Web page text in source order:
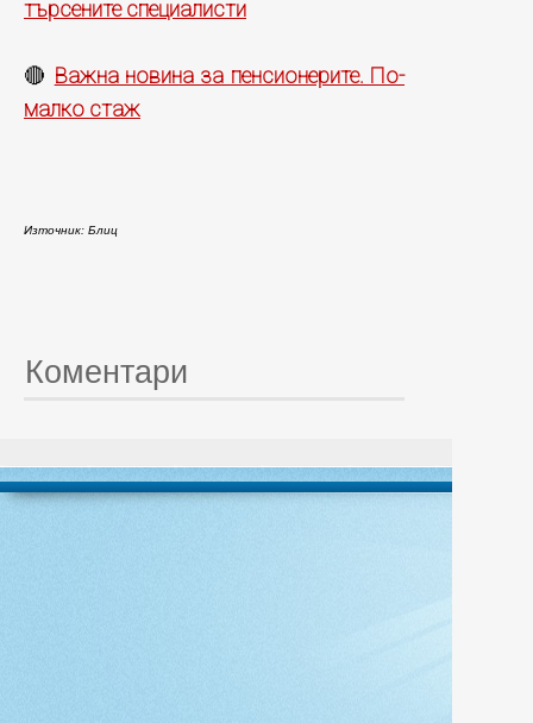
търсените специалисти
🔴 Важна новина за пенсионерите. По-
малко стаж
Източник: Блиц
Коментари